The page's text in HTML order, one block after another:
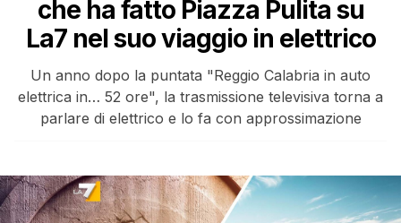
che ha fatto Piazza Pulita su
La7 nel suo viaggio in elettrico
Un anno dopo la puntata "Reggio Calabria in auto
elettrica in… 52 ore", la trasmissione televisiva torna a
parlare di elettrico e lo fa con approssimazione